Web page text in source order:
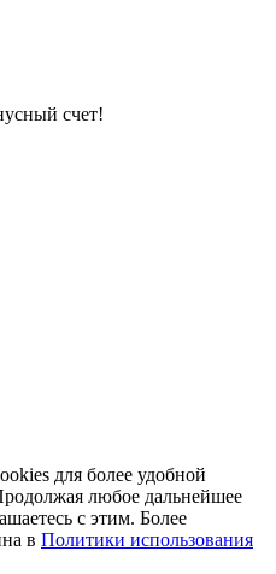
счет!
для более удобной
любое дальнейшее
с этим. Более
в Политики использования